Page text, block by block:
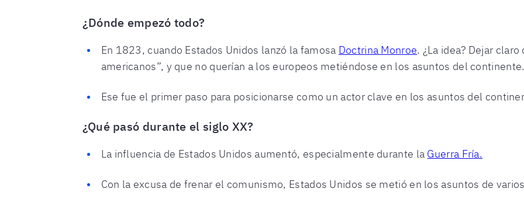
¿Dónde empezó todo?
En 1823, cuando Estados Unidos lanzó la famosa Doctrina Monroe. ¿La idea? Dejar
americanos”, y que no querían a los europeos metiéndose en los asuntos del continente.
Ese fue el primer paso para posicionarse como un actor clave en los asuntos del
¿Qué pasó durante el siglo XX?
La influencia de Estados Unidos aumentó, especialmente durante la Guerra Fría.
Con la excusa de frenar el comunismo, Estados Unidos se metió en los asuntos de